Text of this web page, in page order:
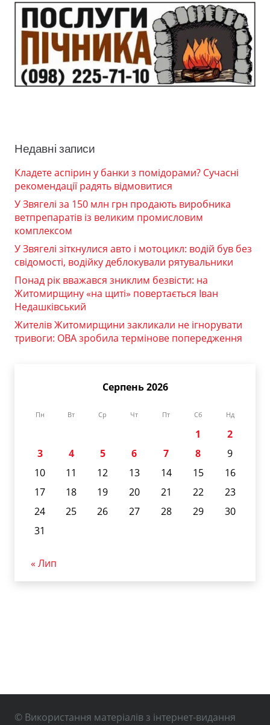
Недавні записи
Кладете аспірин у банки з помідорами? Сучасні
рекомендації радять відмовитися
У Звягелі за 150 млн грн продають виробника
ветпрепаратів із великим промисловим
комплексом
У Звягелі зіткнулися авто і мотоцикл: водій був без
свідомості, водійку деблокували рятувальники
Понад рік вважався зниклим безвісти: на
Житомирщину «на щиті» повертається Іван
Недашківський
Жителів Житомирщини закликали не ігнорувати
тривоги: ОВА зробила термінове попередження
Серпень 2026
Пн Вт Ср Чт Пт Сб Нд
1
2
3
4 5 6 7 8
9
10
11 12 13 14 15
16
17
18 19 20 21 22
23
24
25 26 27 28 29
30
31
« Лип
© Використання матеріалів з інтернет-видання